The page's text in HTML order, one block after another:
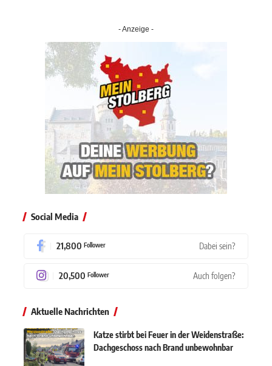
- Anzeige -
Social Media
21,800 Follower Dabei sein?
20,500 Follower Auch folgen?
Aktuelle Nachrichten
Katze stirbt bei Feuer in der Weidenstraße:
Dachgeschoss nach Brand unbewohnbar